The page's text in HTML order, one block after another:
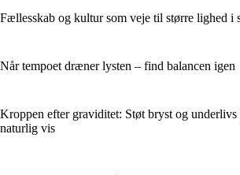
Fællesskab og kultur som veje til større lighed i
Når tempoet dræner lysten – find balancen igen
Kroppen efter graviditet: Støt bryst og underlivs
naturlig vis